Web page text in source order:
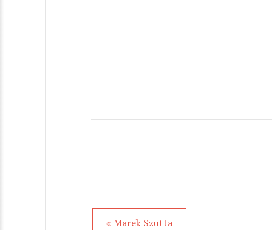
« Marek Szutta